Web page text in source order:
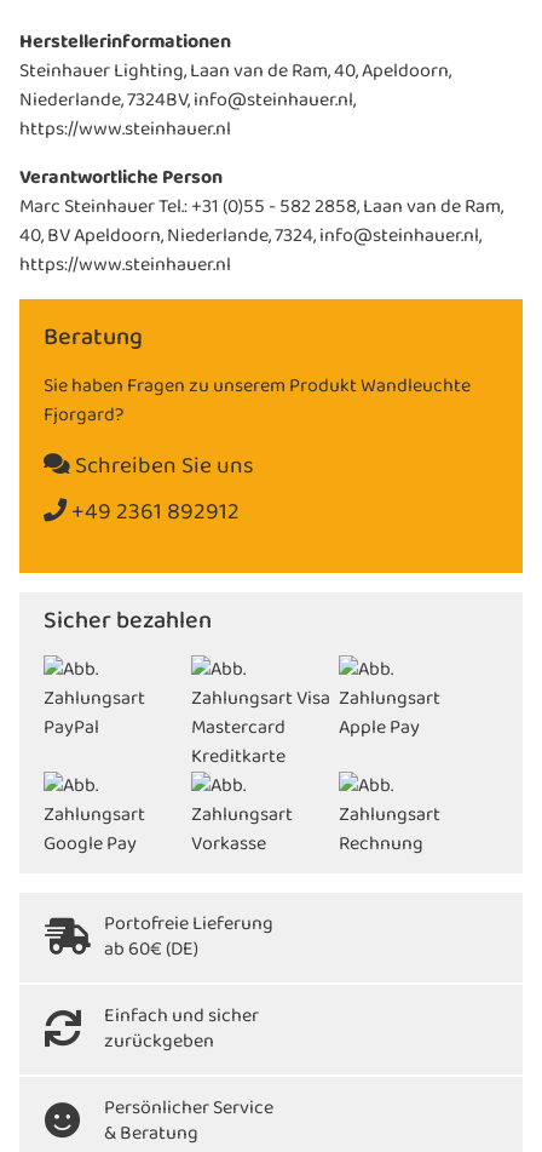
Herstellerinformationen
Steinhauer Lighting, Laan van de Ram, 40, Apeldoorn,
Niederlande, 7324BV, info@steinhauer.nl,
https://www.steinhauer.nl
Verantwortliche Person
Marc Steinhauer Tel.: +31 (0)55 - 582 2858, Laan van de Ram,
40, BV Apeldoorn, Niederlande, 7324, info@steinhauer.nl,
https://www.steinhauer.nl
Beratung
Sie haben Fragen zu unserem Produkt Wandleuchte
Fjorgard?
Schreiben Sie uns
+49 2361 892912
Sicher bezahlen
Portofreie Lieferung
ab 60€ (DE)
Einfach und sicher
zurückgeben
Persönlicher Service
& Beratung